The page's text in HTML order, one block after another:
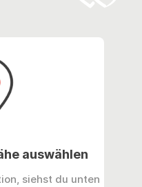
auswählen
siehst du unten